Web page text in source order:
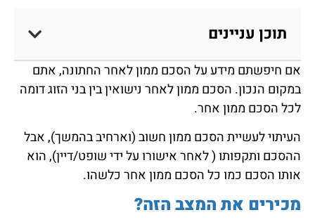
תוכן עניינים
אם חיפשתם מידע על הסכם ממון לאחר החתונה, אתם
במקום הנכון. הסכם ממון לאחר נישואין בין בני הזוג דומה
לכל הסכם ממון אחר.
העיתוי לעשיית הסכם ממון חשוב (וארחיב בהמשך), אבל
ההסכם ותקפותו ( לאחר אישורו על ידי שופט/דיין), הוא
אותו הסכם כמו כל הסכם ממון אחר כלשהו.
מכירים את המצב הזה?